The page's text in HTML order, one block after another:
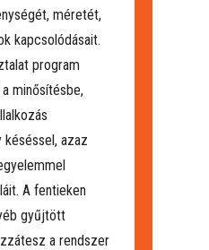
méretét,
kapcsolódásait.
program
minősítésbe,
késéssel, azaz
A fentieken
gyűjtött
a rendszer